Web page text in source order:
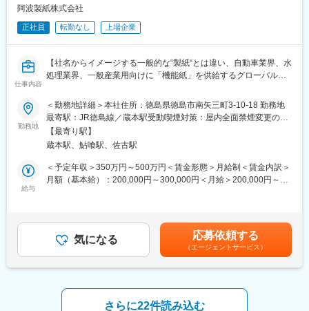
変更の範囲：会社の定める業務
阿波製紙株式会社
正社員 転勤なし 上場企業
仕事内容
【社名からイメージする一般的な“製紙“とは違い、自動車業界、水
処理業界、一般産業用向けに「機能紙」を供給するグローバルメ
■業務概要：
同社製品に含まれる化学物質（含有化学物質、環境有害物質）の
調査、報告と管理業務およびSDS作成業務をお任せします！
■業務詳細：
・製品に含まれる含有化学物質の調査および報告
・紛争鉱物調査、報告およびそのデータベースの管理
・製品安全データシート（SDS）の作成
・化学物質関連法規、規制内容の調査とその対応策等の立案
■今後の方向性
（1）新市場の開拓と事業領域の拡大…成長を続ける環境・次世代
勤務地
＜勤務地詳細＞本社住所：徳島県徳島市南矢三町3-10-18 勤務地
最寄駅：JR徳島線／蔵本駅受動喫煙対策：屋内全面禁煙変更の範
囲：会社の定める事業所
【最寄り駅】
蔵本駅、鮎喰駅、佐古駅
給与
＜予定年収＞350万円～500万円＜賃金形態＞月給制＜賃金内訳＞
月額（基本給）：200,000円～300,000円＜月給＞200,000円～
ップ：新卒などの若手社員の初任給/月10,000～20,000円（直近実
績）賃金はあくまでも目安の金額であり、選考を通じて上下する
可能性があります。月給(月額)は固定手当を含めた表記です。
気になる 応募依頼する
（エージェントサービス）
さらに22件読み込む